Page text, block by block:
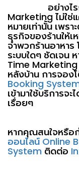
อย่างไ
Marketing ไม่ใช่
หมายเท่านั้น เพร
ธุรกิจของร้านให้เ
จำพวกร้านอาหาร
ระบบใดๆ ชัดเจน
Time Marketing
หลังบ้าน การจอง
Booking
เข้ามาใช้บริการจ
เรื่อยๆ
หากคุณสนใจหรือ
ออนไลน์ Online
System ติดต่อ